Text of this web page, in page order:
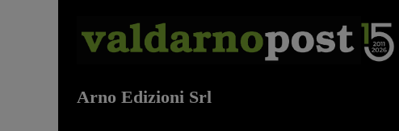
Arno Edizioni Srl